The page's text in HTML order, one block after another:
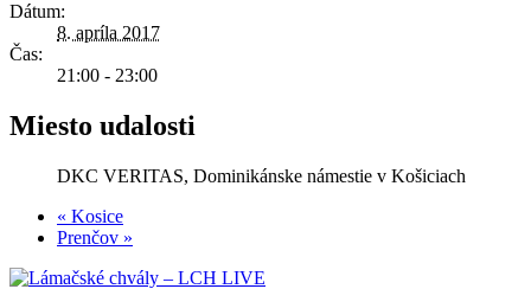
Dátum:
8. apríla 2017
Čas:
21:00 - 23:00
Miesto udalosti
DKC VERITAS, Dominikánske námestie v Košiciach
« Kosice
Prenčov »